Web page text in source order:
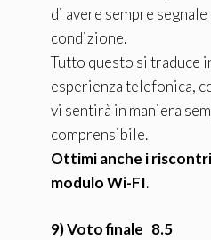
di avere sempre
condizione.
Tutto questo si traduce
esperienza telefonica,
vi sentirà in maniera
comprensibile.
Ottimi anche i
modulo Wi-FI.
9) Voto finale 8.5